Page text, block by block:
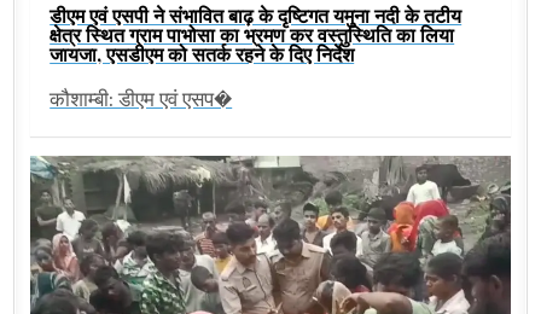
डीएम एवं एसपी ने संभावित बाढ़ के दृष्टिगत यमुना नदी के तटीय
क्षेत्र स्थित ग्राम पाभोसा का भ्रमण कर वस्तुस्थिति का लिया
जायजा, एसडीएम को सतर्क रहने के दिए निर्देश
कौशाम्बी: डीएम एवं एसप�